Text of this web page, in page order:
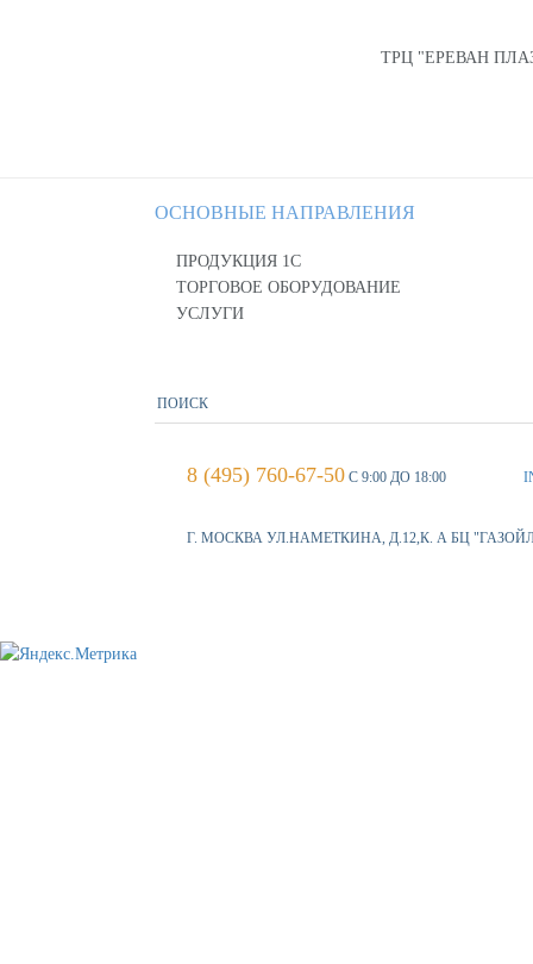
ТРЦ "ЕРЕВАН
ОСНОВНЫЕ НАПРАВЛЕНИЯ
ПРОДУКЦИЯ 1С
ТОРГОВОЕ ОБОРУДОВАНИЕ
УСЛУГИ
8 (495) 760-67-50 С 9:00 ДО 18:00
Г. МОСКВА УЛ.НАМЕТКИНА, Д.12,К. А БЦ